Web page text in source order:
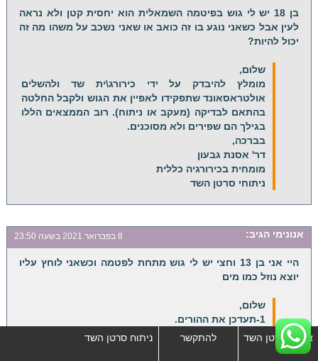
בן 18 יש לי גוש בפיטמה השמאלית הוא יחסית קטן ולא נראה
לעין אבל כשאני נוגע בו זה כואב או שאני נשכב על משהו מה זה
יכול להיות?
שלום,
מומלץ להיבדק על ידי כירורג\ית שד ולהשלים
אולטראסאונד שתפקידו לאפיין את הגוש ולקבל החלטה
בהתאם לבדיקה (מעקב או ניתוח). רוב הממצאים הללו
בגילך הם שפירים ולא מסוכנים.
בברכה,
דר' אסנת גבעון
מומחית בכירורגיה כללית
ניתוחי סרטן השד
אנונימי הגיב: 8 בפברואר 2021 בשעה 23:50
היי אני בן 13 וחצי יש לי גוש מתחת לפטמה וכשאני לוחץ עליו
יוצא נוזל כמו מים
שלום,
1-תעדכן את ההורים.
2. תתייעצו עם רופא\ת המשפחה כי לא ברור לי במהאבחון סרטן השד להתקשר ניתוח סרטן השד